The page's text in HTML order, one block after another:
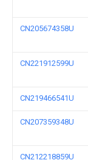
CN205674358U
CN221912599U
CN219466541U
CN207359348U
CN212218859U